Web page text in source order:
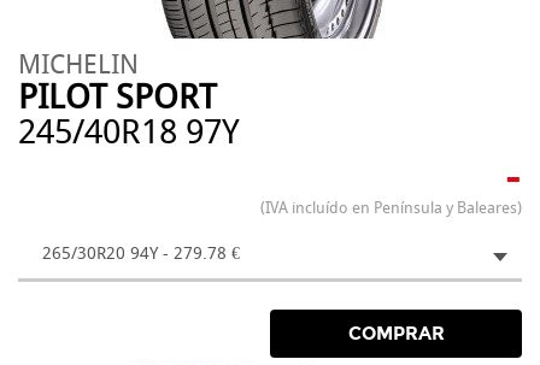
MICHELIN
PILOT SPORT
245/40R18 97Y
-
(IVA incluído en Península y Baleares)
265/30R20 94Y - 279.78 €
COMPRAR